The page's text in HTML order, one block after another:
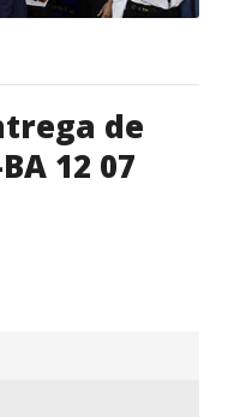
de
12 07